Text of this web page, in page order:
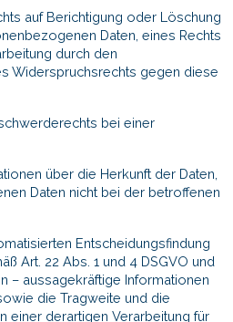
auf Berichtigung oder Löschung
Daten, eines Rechts
durch den
Widerspruchsrechts gegen diese
bei einer
über die Herkunft der Daten,
Daten nicht bei der betroffenen
Entscheidungsfindung
Art. 22 Abs. 1 und 4 DSGVO und
– aussagekräftige Informationen
die Tragweite und die
einer derartigen Verarbeitung für